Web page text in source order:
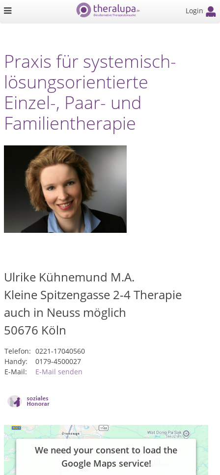
Login
Praxis für systemisch-
lösungsorientierte
Einzel-, Paar- und
Familientherapie
Ulrike Kühnemund M.A.
Kleine Spitzengasse 2-4 Therapie
auch in Neuss möglich
50676 Köln
Telefon: 0221-17040560
Handy:
0179-4500027
E-Mail:
E-Mail senden
We need your consent to load the
Google Maps service!